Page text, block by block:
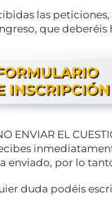
las
que deberéis
ENVIAR EL
enviado, por lo
duda podéis